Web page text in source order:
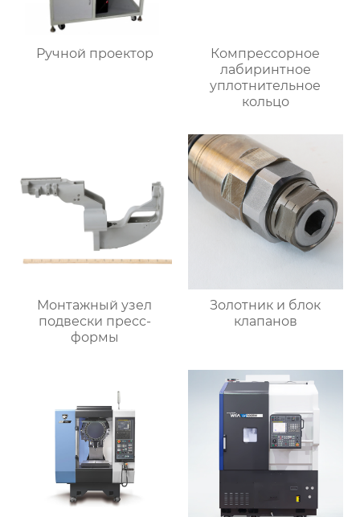
Ручной проектор
Компрессорное
лабиринтное
уплотнительное
кольцо
Монтажный узел
подвески пресс-
формы
Золотник и блок
клапанов